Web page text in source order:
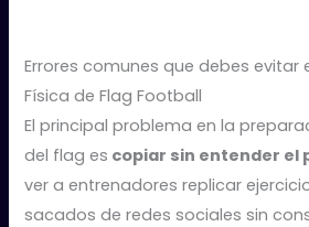
Errores comunes que debes evitar
Física de Flag Football
El principal problema en la
del flag es copiar sin entender el
ver a entrenadores replicar
sacados de redes sociales sin